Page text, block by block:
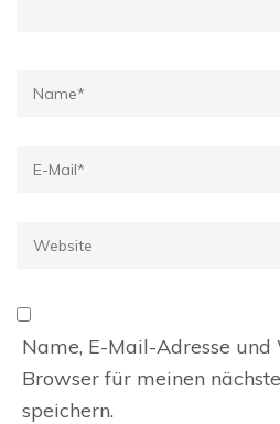
Name*
E-
Website
Name, E-Mail-Adresse und
Browser für meinen
speichern.